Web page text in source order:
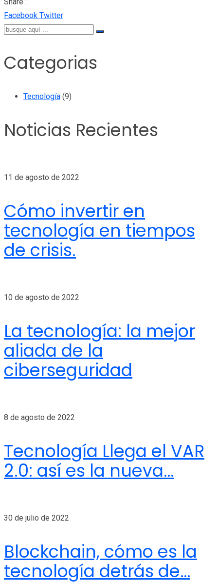
Share :
Facebook TwitterLinkedIn
Whatsapp
Share
Print
Categorias
Tecnología (9)
Noticias Recientes
11 de agosto de 2022
Cómo invertir en
tecnología en tiempos
de crisis.
10 de agosto de 2022
La tecnología: la mejor
aliada de la
ciberseguridad
8 de agosto de 2022
Tecnología Llega el VAR
2.0: así es la nueva…
30 de julio de 2022
Blockchain, cómo es la
tecnología detrás de…